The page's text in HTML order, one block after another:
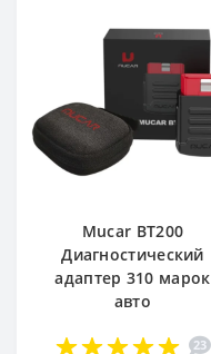
Mucar BT200
Диагностический
адаптер 310 марок
авто
23